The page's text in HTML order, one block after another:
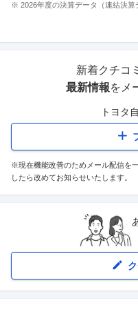
※ 2026年度の決算データ（連結決算
新着クチコ
最新情報をメ
トヨタ
※現在機能改善のためメール配信を
したら改めてお知らせいたします。